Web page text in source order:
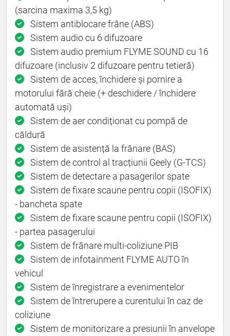
(sarcina maxima 3,5 kg)
Sistem antiblocare frâne (ABS)
Sistem audio cu 6 difuzoare
Sistem audio premium FLYME SOUND cu 16
difuzoare (inclusiv 2 difuzoare pentru tetieră)
Sistem de acces, închidere și pornire a
motorului fără cheie (+ deschidere / închidere
automată uși)
Sistem de aer condiționat cu pompă de
căldură
Sistem de asistență la frânare (BAS)
Sistem de control al tracțiunii Geely (G-TCS)
Sistem de detectare a pasagerilor spate
Sistem de fixare scaune pentru copii (ISOFIX)
- bancheta spate
Sistem de fixare scaune pentru copii (ISOFIX)
- partea pasagerului
Sistem de frânare multi-coliziune PIB
Sistem de infotainment FLYME AUTO în
vehicul
Sistem de înregistrare a evenimentelor
Sistem de întrerupere a curentului în caz de
coliziune
Sistem de monitorizare a presiunii în anvelope